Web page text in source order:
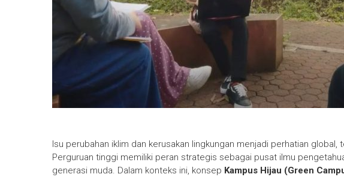
Isu perubahan iklim dan kerusakan lingkungan menjadi perhatian
Perguruan tinggi memiliki peran strategis sebagai pusat ilmu
generasi muda. Dalam konteks ini, konsep Kampus Hijau (Green